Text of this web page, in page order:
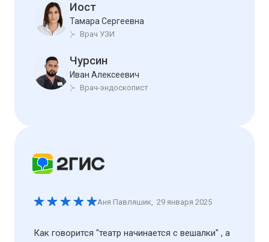
Иост
Тамара Сергеевна
Врач УЗИ
Чурсин
Иван Алексеевич
Врач-эндоскопист
Аня Павляшик, 29 января 2025
Как говорится "театр начинается с вешалки" , а